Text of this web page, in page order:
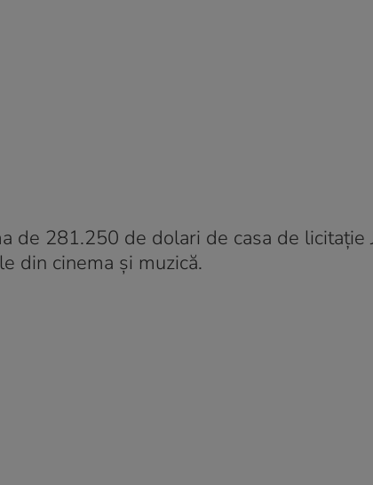
de 281.250 de dolari de casa de licitație
din cinema şi muzică.